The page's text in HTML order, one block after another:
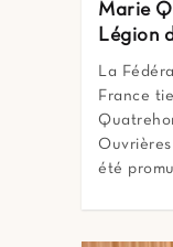
Marie
Légion
La
France
été